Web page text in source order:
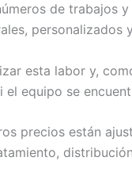
de trabajos
personalizados
esta labor y,
equipo se
precios están